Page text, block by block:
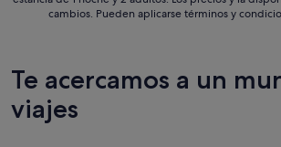
cambios. Pueden aplicarse términos y
Te acercamos a un
viajes